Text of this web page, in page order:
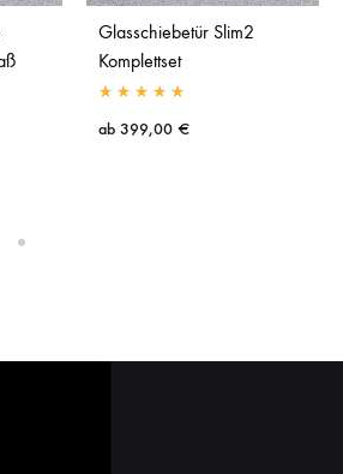
Glasschiebetür Slim2
Komplettset
ab 399,00 €